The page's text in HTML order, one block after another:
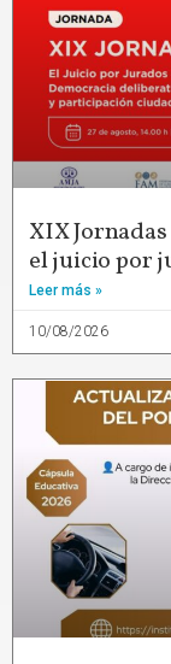
XIX
el juicio por
Leer más »
10/08/2026